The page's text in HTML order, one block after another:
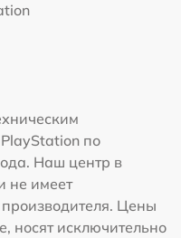
по
Наш центр в
не имеет
Цены
носят исключительно